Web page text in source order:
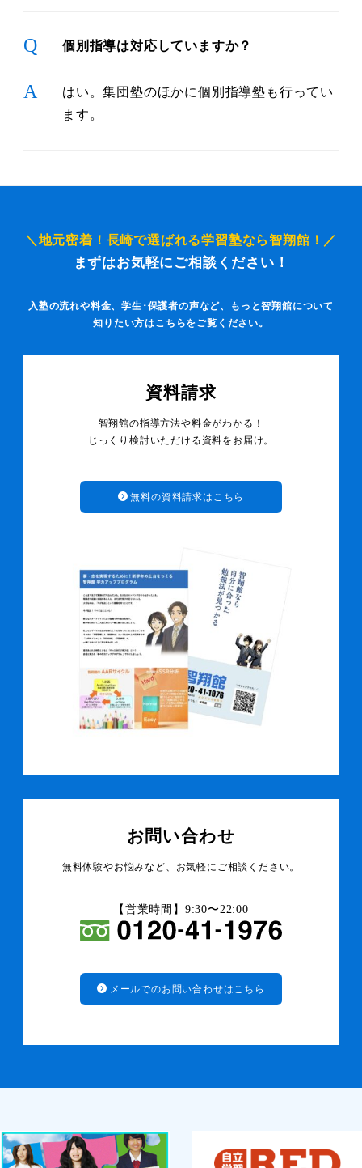
Q 個別指導は対応していますか？
A
はい。集団塾のほかに個別指導塾も行ってい
ます。
＼地元密着！長崎で選ばれる学習塾なら智翔館！／
まずはお気軽にご相談ください！
入塾の流れや料金、学生･保護者の声など、もっと智翔館について
知りたい方はこちらをご覧ください。
資料請求
智翔館の指導方法や料金がわかる！
じっくり検討いただける資料をお届け。
無料の資料請求はこちら
お問い合わせ
無料体験やお悩みなど、お気軽にご相談ください。
【営業時間】9:30〜22:00
メールでのお問い合わせはこちら